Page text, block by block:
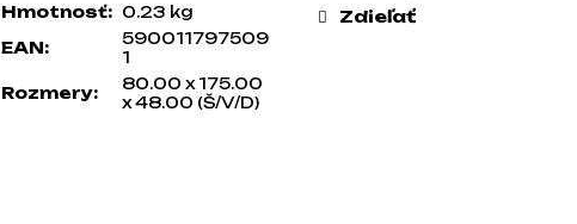
Hmotnosť: 0.23 kg
EAN:
590011797509
1
Rozmery:
80.00 x 175.00
x 48.00 (Š/V/D)
Zdieľať